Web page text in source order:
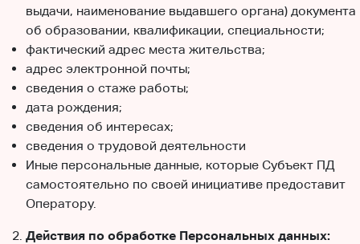
выдачи, наименование выдавшего органа) документа
об образовании, квалификации, специальности;
фактический адрес места жительства;
адрес электронной почты;
сведения о стаже работы;
дата рождения;
сведения об интересах;
сведения о трудовой деятельности
Иные персональные данные, которые Субъект ПД
самостоятельно по своей инициативе предоставит
Оператору.
Действия по обработке Персональных данных: